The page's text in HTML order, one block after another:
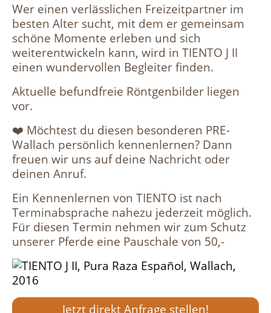
Wer einen verlässlichen Freizeitpartner im
besten Alter sucht, mit dem er gemeinsam
schöne Momente erleben und sich
weiterentwickeln kann, wird in TIENTO J II
einen wundervollen Begleiter finden.
Aktuelle befundfreie Röntgenbilder liegen
vor.
❤️ Möchtest du diesen besonderen PRE-
Wallach persönlich kennenlernen? Dann
freuen wir uns auf deine Nachricht oder
deinen Anruf.
Ein Kennenlernen von TIENTO ist nach
Terminabsprache nahezu jederzeit möglich.
Für diesen Termin nehmen wir zum Schutz
unserer Pferde eine Pauschale von 50,-
Jetzt direkt Anfrage stellen!